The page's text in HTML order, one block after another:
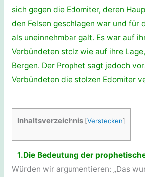
sich gegen die Edomiter, deren
den Felsen geschlagen war und für
als uneinnehmbar galt. Es war auf
Verbündeten stolz wie auf ihre
Bergen. Der Prophet sagt jedoch
Verbündeten die stolzen Edomiter
Inhaltsverzeichnis [Verstecken]
1.Die Bedeutung der
Würden wir argumentieren: „Das